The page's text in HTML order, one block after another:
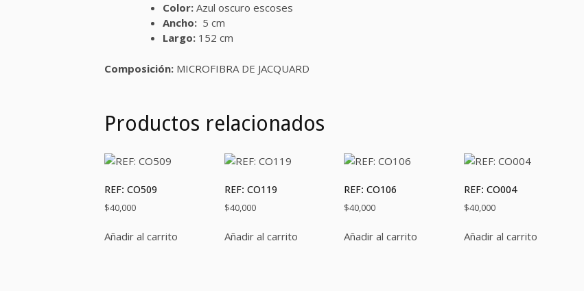
Color: Azul oscuro escoses
Ancho: 5 cm
Largo: 152 cm
Composición: MICROFIBRA DE JACQUARD
Productos relacionados
REF: CO509
$40,000
Añadir al carrito
REF: CO119
$40,000
Añadir al carrito
REF: CO106
$40,000
Añadir al carrito
REF: CO004
$40,000
Añadir al carrito